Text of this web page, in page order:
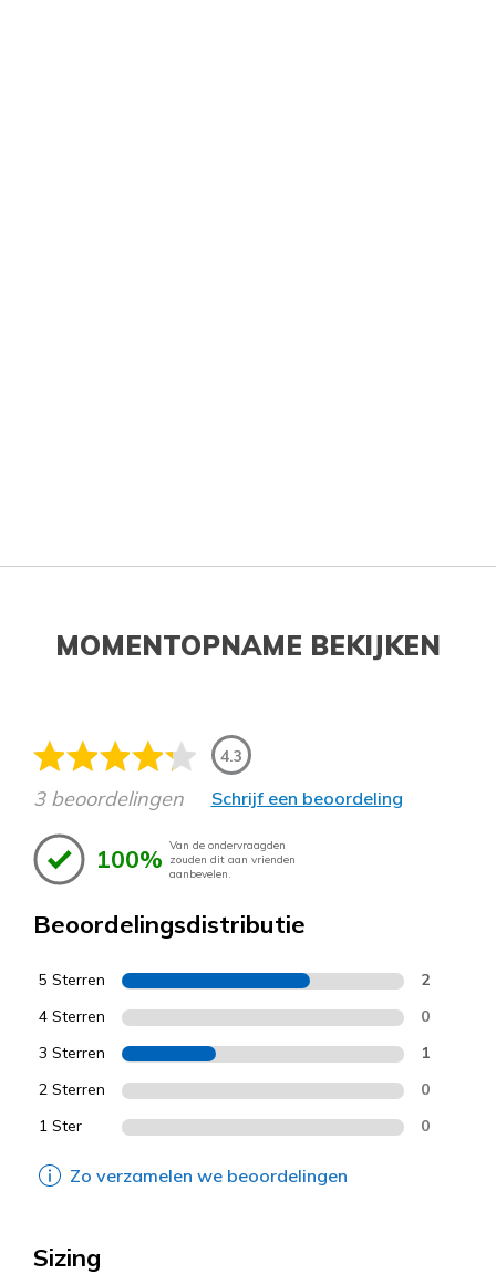
MOMENTOPNAME BEKIJKEN
4.3
3 beoordelingen Schrijf een beoordeling
100% Van de ondervraagden
zouden dit aan vrienden
aanbevelen.
Beoordelingsdistributie
5 Sterren 2
4 Sterren 0
3 Sterren 1
2 Sterren 0
1 Ster 0
Zo verzamelen we beoordelingen
Sizing